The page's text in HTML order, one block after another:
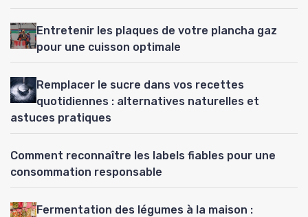
Entretenir les plaques de votre plancha gaz
pour une cuisson optimale
Remplacer le sucre dans vos recettes
quotidiennes : alternatives naturelles et
astuces pratiques
Comment reconnaître les labels fiables pour une
consommation responsable
Fermentation des légumes à la maison :